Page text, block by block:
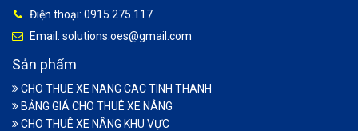
Điện thoại: 0915.275.117
Email: solutions.oes@gmail.com
Sản phẩm
CHO THUE XE NANG CAC TINH THANH
BẢNG GIÁ CHO THUÊ XE NÂNG
CHO THUÊ XE NÂNG KHU VỰC